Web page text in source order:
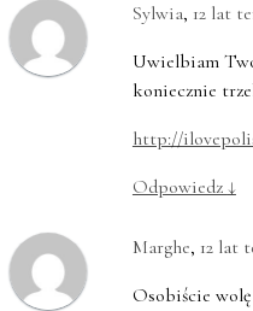
Sylwia, 12 lat
Uwielbiam
koniecznie
http://
Odpowiedz ↓
Marghe, 12 lat
Osobiście